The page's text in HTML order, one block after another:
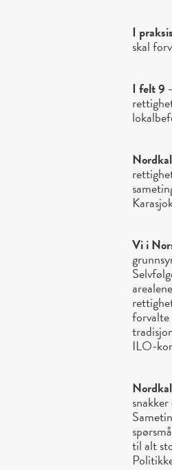
I
skal
I felt 9
Vi i
forvalte
ILO-
til alt